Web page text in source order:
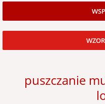
puszczanie